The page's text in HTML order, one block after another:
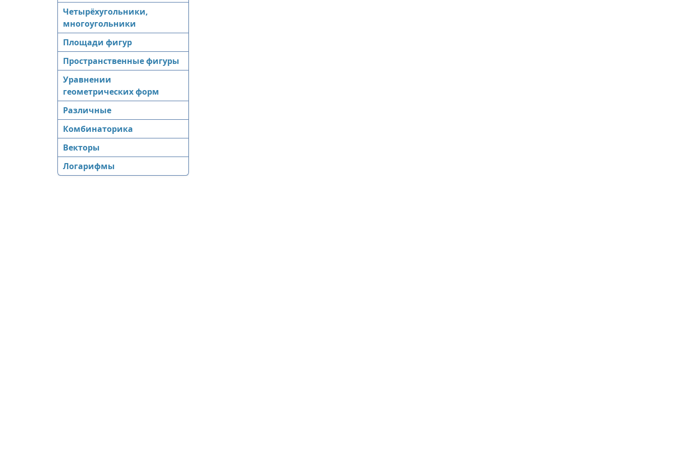
Четырёхугольники,
многоугольники
Площади фигур
Пространственные фигуры
Уравнении
геометрических форм
Различные
Комбинаторика
Векторы
Логарифмы